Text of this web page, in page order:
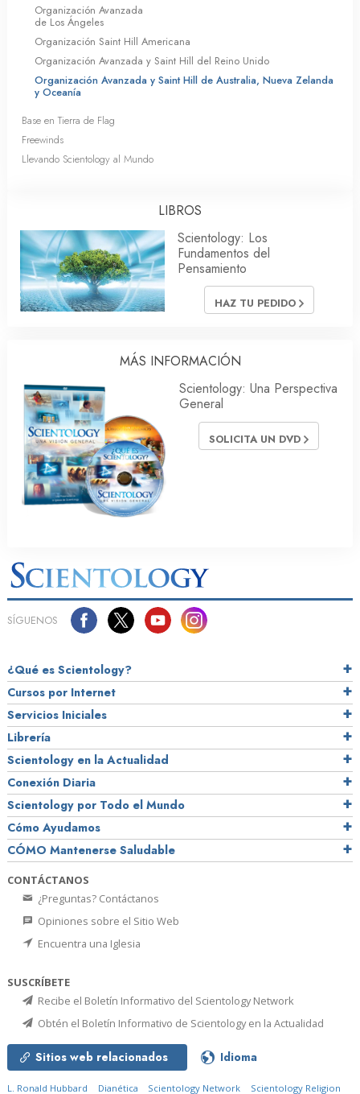
Organización Avanzada
de Los Ángeles
Organización Saint Hill Americana
Organización Avanzada y Saint Hill del Reino Unido
Organización Avanzada y Saint Hill de Australia, Nueva Zelanda
y Oceanía
Base en Tierra de Flag
Freewinds
Llevando Scientology al Mundo
LIBROS
Scientology: Los
Fundamentos del
Pensamiento
HAZ TU PEDIDO
MÁS INFORMACIÓN
Scientology: Una Perspectiva
General
SOLICITA UN DVD
SÍGUENOS
¿Qué es Scientology?
Cursos por Internet
Servicios Iniciales
Librería
Scientology en la Actualidad
Conexión Diaria
Scientology por Todo el Mundo
Cómo Ayudamos
CÓMO Mantenerse Saludable
CONTÁCTANOS
¿Preguntas? Contáctanos
Opiniones sobre el Sitio Web
Encuentra una Iglesia
SUSCRÍBETE
Recibe el Boletín Informativo del Scientology Network
Obtén el Boletín Informativo de Scientology en la Actualidad
Sitios web relacionados Idioma
L. Ronald Hubbard Dianética Scientology Network Scientology Religion